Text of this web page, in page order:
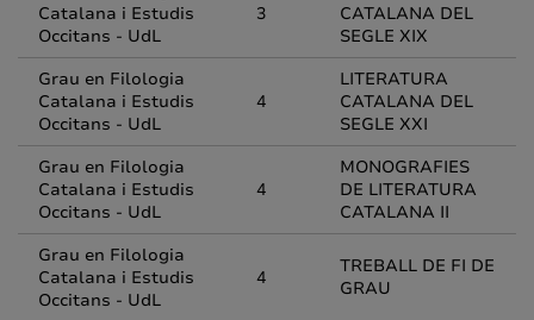
Catalana i Estudis
Occitans - UdL
3
CATALANA DEL
SEGLE XIX
Grau en Filologia
Catalana i Estudis
Occitans - UdL
4
LITERATURA
CATALANA DEL
SEGLE XXI
Grau en Filologia
Catalana i Estudis
Occitans - UdL
4
MONOGRAFIES
DE LITERATURA
CATALANA II
Grau en Filologia
Catalana i Estudis
Occitans - UdL
4
TREBALL DE FI DE
GRAU